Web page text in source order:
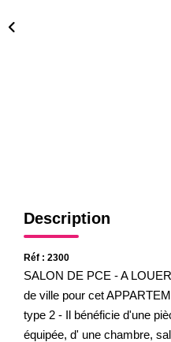
Description
Réf : 2300
SALON DE PCE - A
de ville pour cet
type 2 - Il bénéficie d'une
équipée, d' une chambre,